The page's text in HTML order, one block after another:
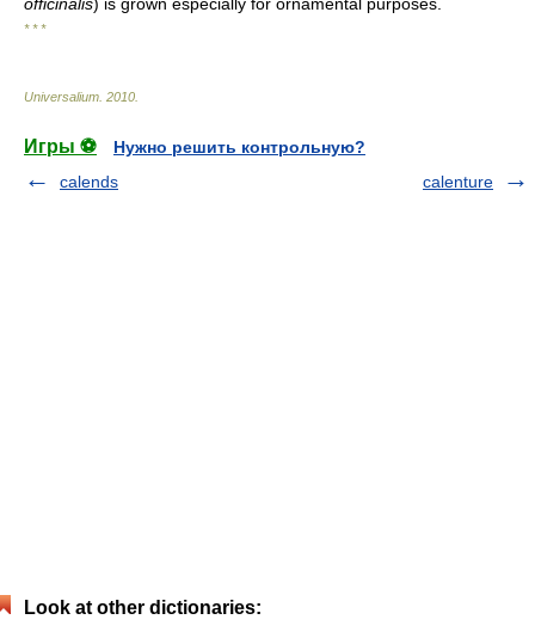
* * *
Universalium 2010
Игры ⚽
Нужно решить контрольную?
calends
calenture
Look at other dictionaries: